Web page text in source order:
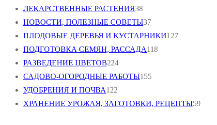
ЛЕКАРСТВЕННЫЕ РАСТЕНИЯ38
НОВОСТИ, ПОЛЕЗНЫЕ СОВЕТЫ37
ПЛОДОВЫЕ ДЕРЕВЬЯ И КУСТАРНИКИ127
ПОДГОТОВКА СЕМЯН, РАССАДА118
РАЗВЕДЕНИЕ ЦВЕТОВ224
САДОВО-ОГОРОДНЫЕ РАБОТЫ155
УДОБРЕНИЯ И ПОЧВА122
ХРАНЕНИЕ УРОЖАЯ, ЗАГОТОВКИ, РЕЦЕПТЫ59